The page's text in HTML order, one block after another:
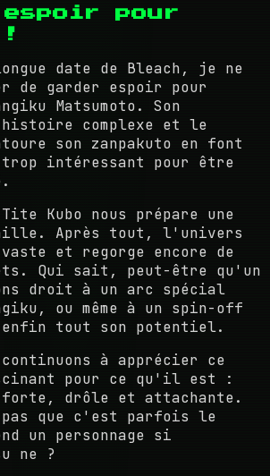
espoir pour
!
date de Bleach, je ne
de garder espoir pour
Matsumoto. Son
histoire complexe et le
son zanpakuto en font
trop intéressant pour être
Kubo nous prépare une
Après tout, l'univers
et regorge encore de
Qui sait, peut-être qu'un
droit à un arc spécial
ou même à un spin-off
tout son potentiel.
à apprécier ce
pour ce qu'il est :
forte, drôle et attachante.
que c'est parfois le
un personnage si
ne ?